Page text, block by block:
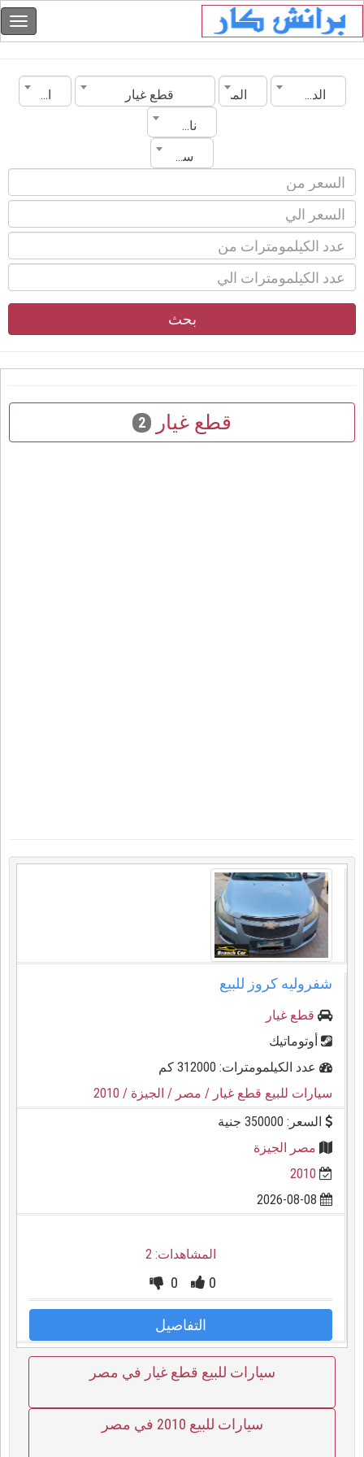
الدولة المدينة قطع غيار
الموديل
ناقل الحركة
سنة الصنع
بحث
قطع غيار 2
شفروليه كروز للبيع
قطع غيار
أوتوماتيك
عدد الكيلمومترات: 312000 كم
سيارات للبيع قطع غيار / مصر / الجيزة / 2010
السعر: 350000 جنية
مصر الجيزة
2010
المشاهدات: 2
0
0
التفاصيل
سيارات للبيع قطع غيار في مصر
سيارات للبيع 2010 في مصر